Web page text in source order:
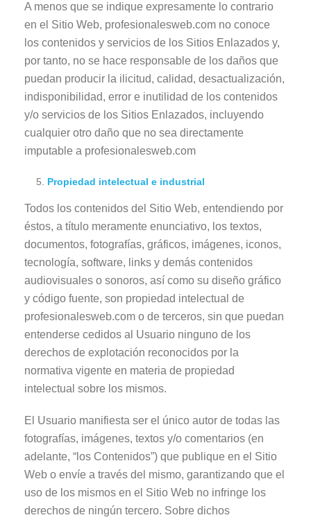
A menos que se indique expresamente lo contrario
en el Sitio Web, profesionalesweb.com no conoce
los contenidos y servicios de los Sitios Enlazados y,
por tanto, no se hace responsable de los daños que
puedan producir la ilicitud, calidad, desactualización,
indisponibilidad, error e inutilidad de los contenidos
y/o servicios de los Sitios Enlazados, incluyendo
cualquier otro daño que no sea directamente
imputable a profesionalesweb.com
Propiedad intelectual e industrial
Todos los contenidos del Sitio Web, entendiendo por
éstos, a título meramente enunciativo, los textos,
documentos, fotografías, gráficos, imágenes, iconos,
tecnología, software, links y demás contenidos
audiovisuales o sonoros, así como su diseño gráfico
y código fuente, son propiedad intelectual de
profesionalesweb.com o de terceros, sin que puedan
entenderse cedidos al Usuario ninguno de los
derechos de explotación reconocidos por la
normativa vigente en materia de propiedad
intelectual sobre los mismos.
El Usuario manifiesta ser el único autor de todas las
fotografías, imágenes, textos y/o comentarios (en
adelante, “los Contenidos”) que publique en el Sitio
Web o envíe a través del mismo, garantizando que el
uso de los mismos en el Sitio Web no infringe los
derechos de ningún tercero. Sobre dichos